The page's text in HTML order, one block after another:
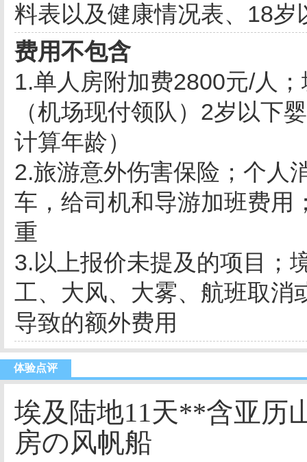
料表以及健康情况表、18
费用不包含
1.单人房附加费2800元/人
（机场现付领队）2岁以下
计算年龄）
2.旅游意外伤害保险； 个人
车，给司机和导游加班费用
重
3.以上报价未提及的项目；
工、大风、大雾、航班取消
导致的额外费用
体验点评
埃及陆地11天**含亚历
房の风帆船